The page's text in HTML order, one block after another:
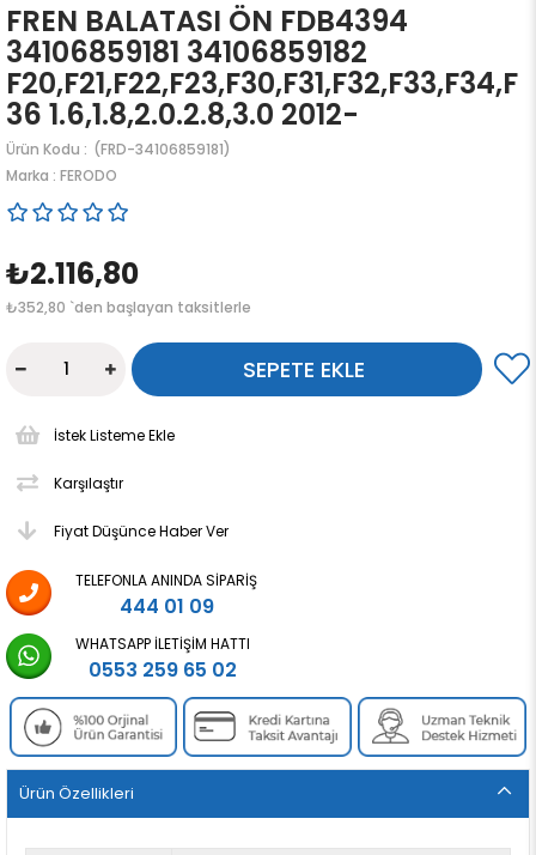
FREN BALATASI ÖN FDB4394
34106859181 34106859182
F20,F21,F22,F23,F30,F31,F32,F33,F34,F
36 1.6,1.8,2.0.2.8,3.0 2012-
(FRD-34106859181)
Marka : FERODO
₺2.116,80
₺352,80 `den başlayan taksitlerle
İstek Listeme Ekle
Karşılaştır
Fiyat Düşünce Haber Ver
TELEFONLA ANINDA SIPARIŞ
444 01 09
WHATSAPP İLETIŞIM HATTI
0553 259 65 02
Ürün Özellikleri